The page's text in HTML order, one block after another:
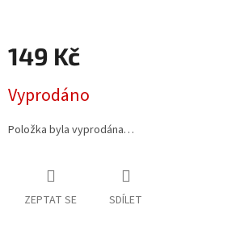
149 Kč
cena:
Vyprodáno
Položka byla vyprodána…
ZEPTAT SE SDÍLET